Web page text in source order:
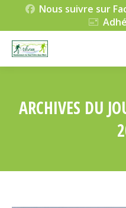
Nous suivre sur
ARCHIVES DU